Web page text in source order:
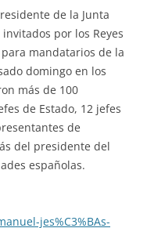
de la Junta
por los Reyes
mandatarios de la
domingo en los
más de 100
de Estado, 12 jefes
de
del presidente del
españolas.
jes%C3%BAs-